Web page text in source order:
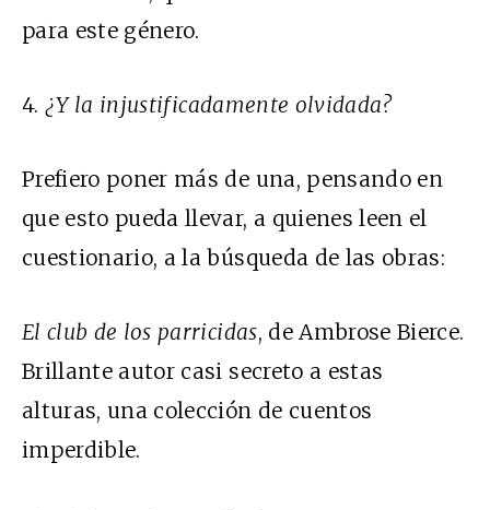
para este género.
4.¿Y la injustificadamente olvidada?
Prefiero poner más de una, pensando en
que esto pueda llevar, a quienes leen el
cuestionario, a la búsqueda de las obras:
El club de los parricidas, de Ambrose Bierce.
Brillante autor casi secreto a estas
alturas, una colección de cuentos
imperdible.